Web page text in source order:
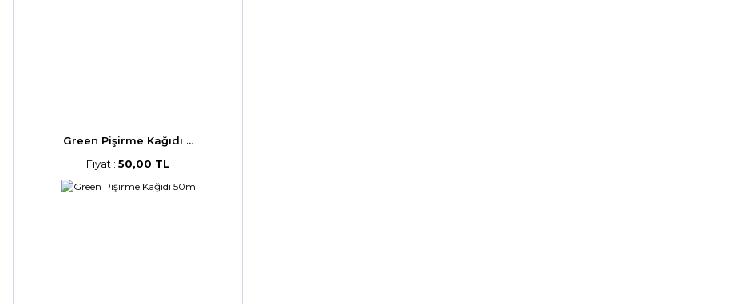
Green Pişirme Kağıdı ...
Fiyat : 50,00 TL